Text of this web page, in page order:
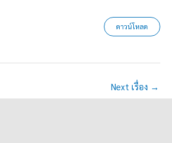
ดาวน์โหลด
Next เรื่อง →